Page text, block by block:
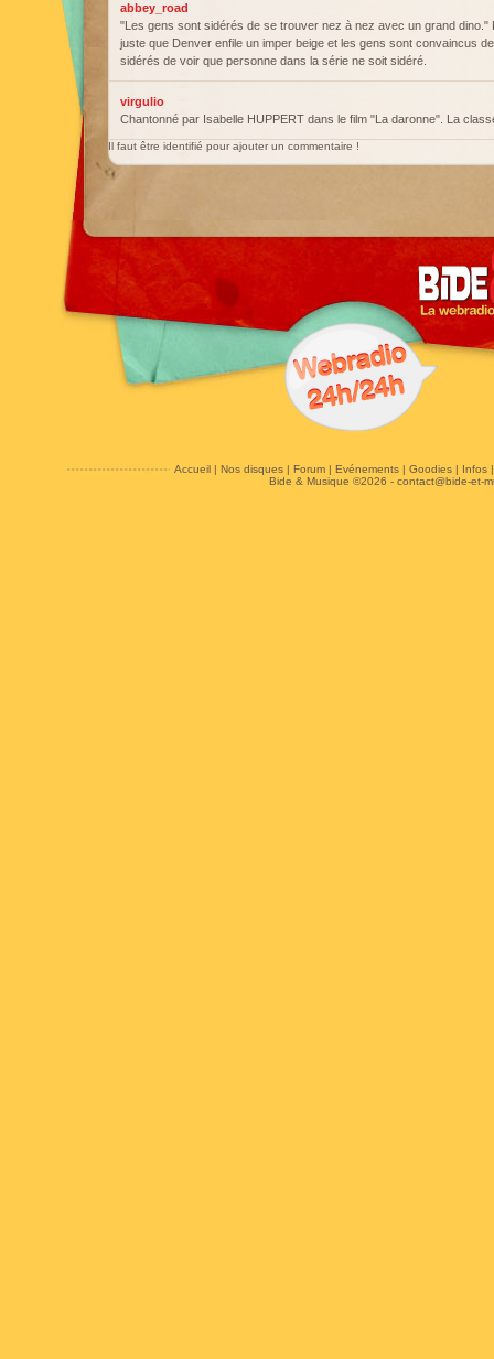
abbey_road
"Les gens sont sidérés de se trouver nez à nez avec un grand dino."
juste que Denver enfile un imper beige et les gens sont convaincus
sidérés de voir que personne dans la série ne soit sidéré.
virgulio
Chantonné par Isabelle HUPPERT dans le film "La daronne". La
Il faut être identifié pour ajouter un commentaire !
Accueil| Nos disques| Forum| Evénements| Goodies| Infos
Bide & Musique ©2026 - contact@bide-et-